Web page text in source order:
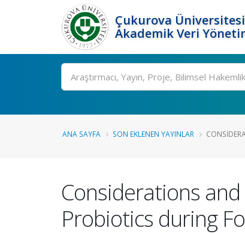
Çukurova Üniversitesi
Akademik Veri
Ara
ANA SAYFA SON EKLENEN YAYINLAR
Considerations
Probiotics during